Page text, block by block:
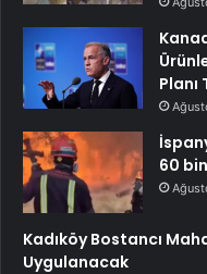
60
Kadıköy Bostancı
Uygulanacak